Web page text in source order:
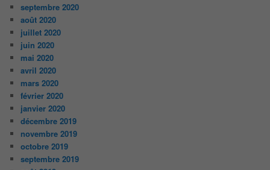
septembre 2020
août 2020
juillet 2020
juin 2020
mai 2020
avril 2020
mars 2020
février 2020
janvier 2020
décembre 2019
novembre 2019
octobre 2019
septembre 2019